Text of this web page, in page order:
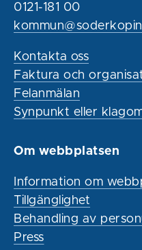
0121-181 00
Kontakta oss
Faktura och
Felanmälan
Synpunkt eller
Om webbplatsen
Information om
Tillgänglighet
Behandling av
Press